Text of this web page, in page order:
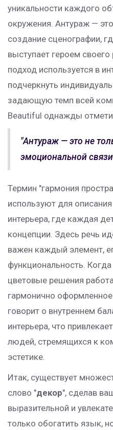
уникальности каждого
окружения. Антураж —
создание сценографии,
выступает героем
подход используется в
подчеркнуть
задающую темп всей
Beautiful однажды
"Антураж — это не
эмоциональной
Термин "гармония
используют для
интерьера, где каждая
концепции. Здесь речь
важен каждый элемент,
функциональность.
цветовые решения
гармонично
говорит о внутреннем
интерьера, что
людей, стремящихся к
эстетике.
Итак, существует
слово "декор", сделав
выразительной и
только обогатить язык,